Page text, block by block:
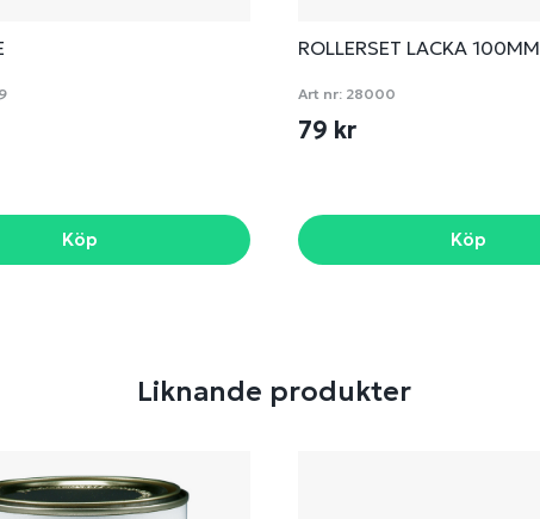
Köp
ROLLERSET LACKA 100MM
Art nr: 28000
79 kr
Köp
Liknande produkter